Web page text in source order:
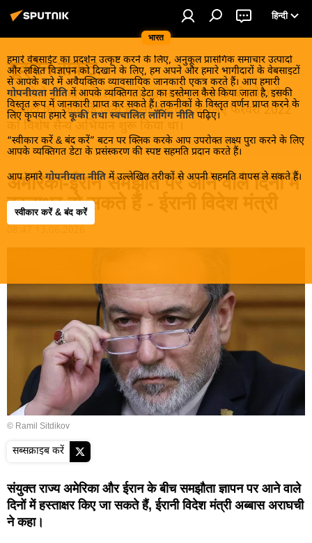
भारत
हिन्दी
हमारे वेबसाईट का प्रदर्शन उत्कृष्ट करने के लिए, अनुकूल प्रासंगिक समाचार उत्पादों
और लक्षित विज्ञापन को दिखाने के लिए, हम अपने और हमारे भागीदारों के वेबसाइटों
से आपके बारे में अवैयक्तिक व्यावसायिक जानकारी एकत्र करते हैं। आप हमारी
गोपनीयता नीति में आपके व्यक्तिगत डेटा का इस्तेमाल कैसे किया जाता है, इसकी
विस्तृत रूप में जानकारी प्राप्त कर सकते हैं। तकनीकों के विस्तृत वर्णन प्राप्त करने के
लिए कृपया हमारे कूकी तथा स्वचालित लॉगिंग नीति पढ़िए।
“स्वीकार करें & बंद करें” बटन पर क्लिक करके आप उपरोक्त लक्ष्य पुरा करने के लिए
आपके व्यक्तिगत डेटा के प्रसंस्करण की स्पष्ट सहमति प्रदान करते हैं।
आप हमारे गोपनीयता नीति में उल्लेखित तरीकों से अपनी सहमति वापस ले सकते हैं।
स्वीकार करें & बंद करें
यूक्रेन संकट
मास्को ने डोनबास के लोगों को, खास तौर पर रूसी बोलनेवाली
आबादी को, कीव के नित्य हमलों से बचाने के लिए फरवरी 2022
को विशेष सैन्य अभियान शुरू किया था।
अमेरिका-ईरान समझौते पर आने वाले दिनों में
हस्ताक्षर हो सकते हैं - ईरानी विदेश मंत्री
© Ramil Sitdikov
सब्सक्राइब करें
संयुक्त राज्य अमेरिका और ईरान के बीच समझौता ज्ञापन पर आने वाले
दिनों में हस्ताक्षर किए जा सकते हैं, ईरानी विदेश मंत्री अब्बास अराघची
ने कहा।